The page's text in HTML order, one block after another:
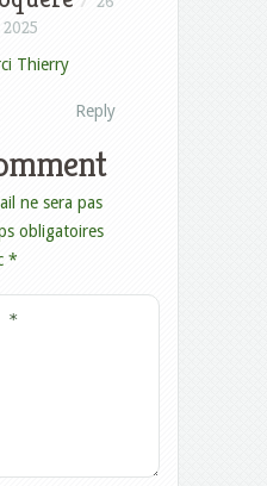
Thierry
Reply
ne sera pas
obligatoires
*